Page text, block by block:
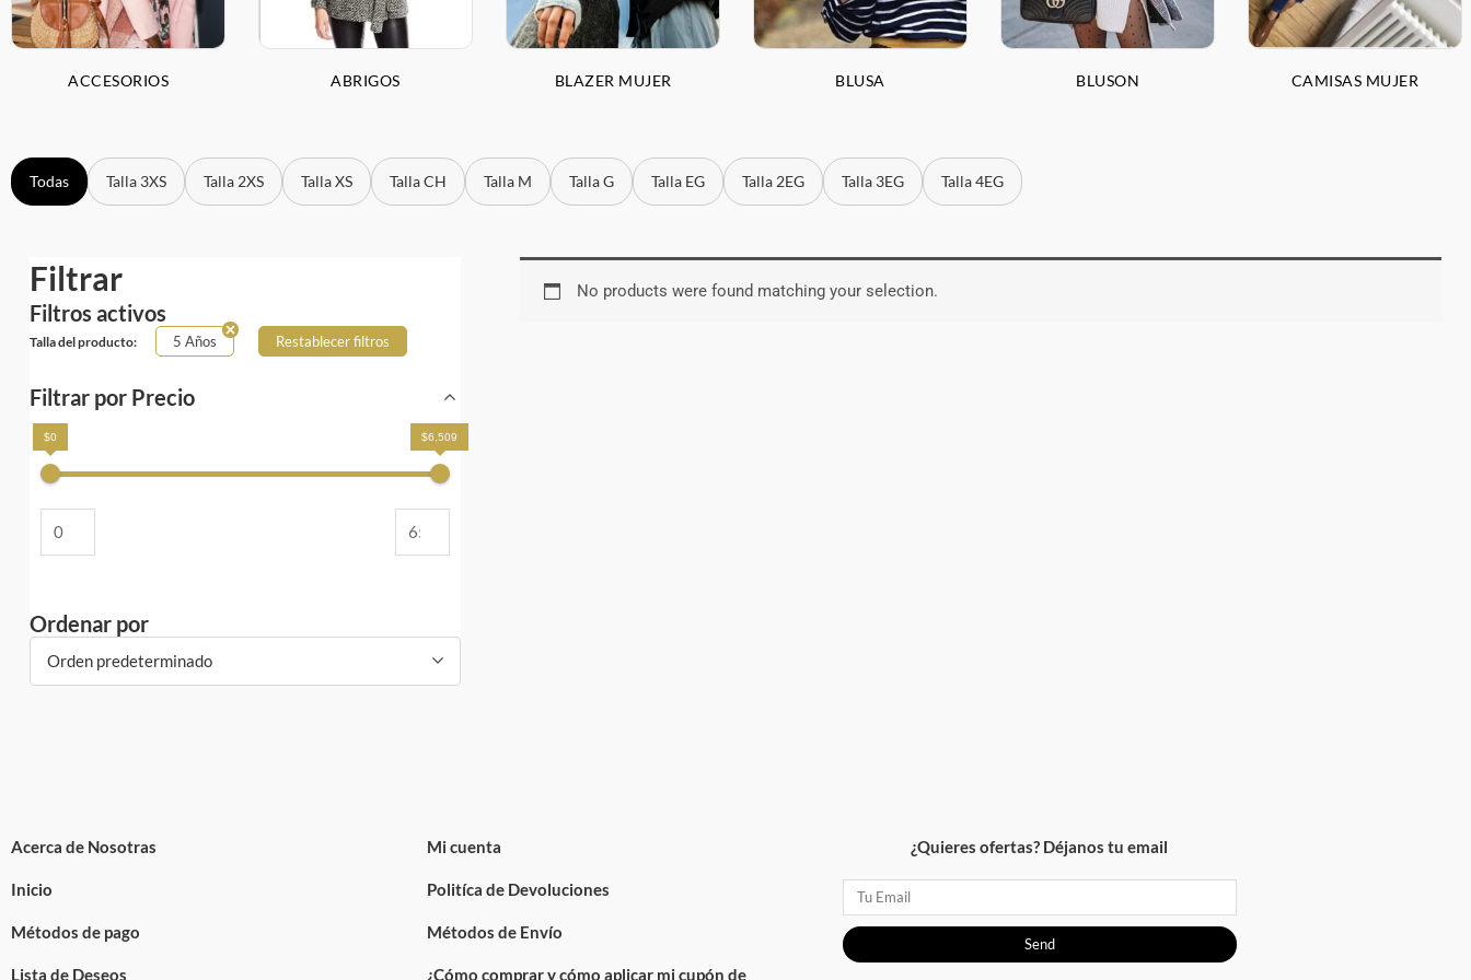
ACCESORIOS ABRIGOS BLAZER MUJER BLUSA BLUSON CAMISAS MUJER
Todas Talla 3XS Talla 2XS Talla XS Talla CH Talla M Talla G Talla EG Talla 2EG Talla 3EG Talla 4EG
Filtrar
Filtros activos
Talla del producto: 5 Años Restablecer filtros
Filtrar por Precio
$0 $6,509
Ordenar por
Orden predeterminado
No products were found matching your selection.
Acerca de Nosotras
Inicio
Métodos de pago
Lista de Deseos
Mi cuenta
Politíca de Devoluciones
Métodos de Envío
¿Cómo comprar y cómo aplicar mi cupón de
¿Quieres ofertas? Déjanos tu email
Email
Send